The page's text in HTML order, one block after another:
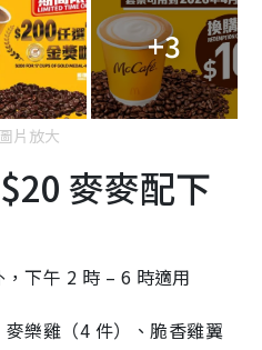
+3
片放大
麥麥配下
下午 2 時 – 6 時適用
樂雞（4 件）、脆香雞翼